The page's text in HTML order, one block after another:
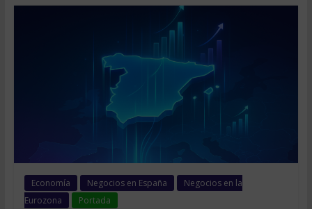
Economía Negocios en España
Negocios en la
Eurozona
Portada